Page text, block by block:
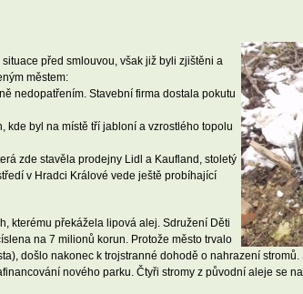
před smlouvou, však již byli zjištěni a
městem:
nedopatřením. Stavební firma dostala pokutu
kde byl na místě tří jabloní a vzrostlého topolu
zde stavěla prodejny Lidl a Kaufland, stoletý
v Hradci Králové vede ještě probíhající
kterému překážela lipová alej. Sdružení Děti
na 7 milionů korun. Protože město trvalo
došlo nakonec k trojstranné dohodě o nahrazení
nového parku. Čtyři stromy z původní aleje se